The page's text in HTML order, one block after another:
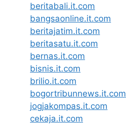
beritabali.it.com
bangsaonline.it.com
beritajatim.it.com
beritasatu.it.com
bernas.it.com
bisnis.it.com
brilio.it.com
bogortribunnews.it.com
jogjakompas.it.com
cekaja.it.com